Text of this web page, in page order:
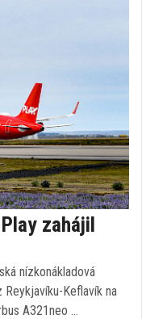
zahájil
nízkonákladová
Keflavík na
A321neo …